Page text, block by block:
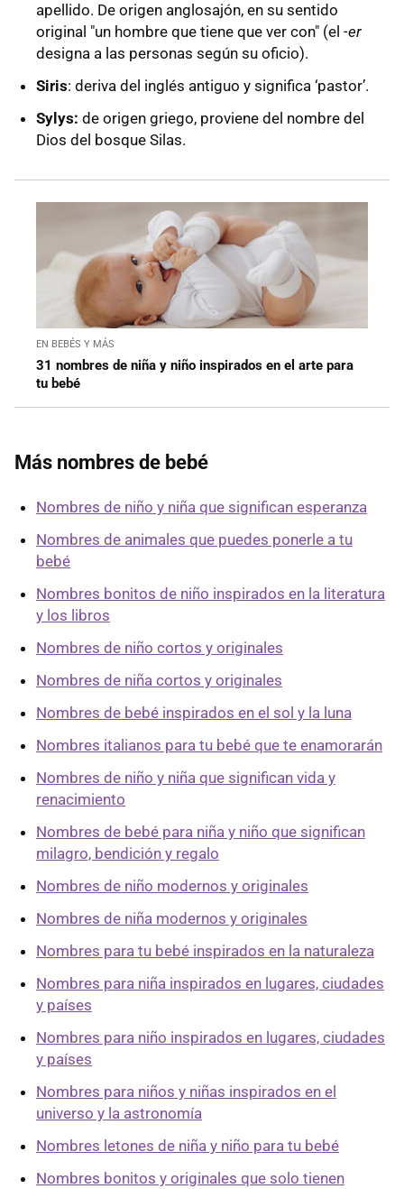
apellido. De origen anglosajón, en su sentido
original "un hombre que tiene que ver con" (el -er
designa a las personas según su oficio).
Siris: deriva del inglés antiguo y significa ‘pastor’.
Sylys: de origen griego, proviene del nombre del
Dios del bosque Silas.
EN BEBÉS Y MÁS
31 nombres de niña y niño inspirados en el arte para
tu bebé
Más nombres de bebé
Nombres de niño y niña que significan esperanza
Nombres de animales que puedes ponerle a tu
bebé
Nombres bonitos de niño inspirados en la literatura
y los libros
Nombres de niño cortos y originales
Nombres de niña cortos y originales
Nombres de bebé inspirados en el sol y la luna
Nombres italianos para tu bebé que te enamorarán
Nombres de niño y niña que significan vida y
renacimiento
Nombres de bebé para niña y niño que significan
milagro, bendición y regalo
Nombres de niño modernos y originales
Nombres de niña modernos y originales
Nombres para tu bebé inspirados en la naturaleza
Nombres para niña inspirados en lugares, ciudades
y países
Nombres para niño inspirados en lugares, ciudades
y países
Nombres para niños y niñas inspirados en el
universo y la astronomía
Nombres letones de niña y niño para tu bebé
Nombres bonitos y originales que solo tienen